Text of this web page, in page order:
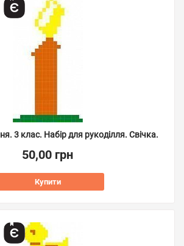
3 клас. Набір для рукоділля. Свічка.
50,00 грн
Купити